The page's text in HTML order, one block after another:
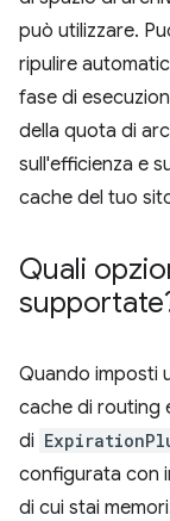
può utilizzare.
ripulire
fase di
della quota di
sull'efficienza e
cache del tuo
Quali
Quando imposti
cache di routing
di
configurata con
di cui stai